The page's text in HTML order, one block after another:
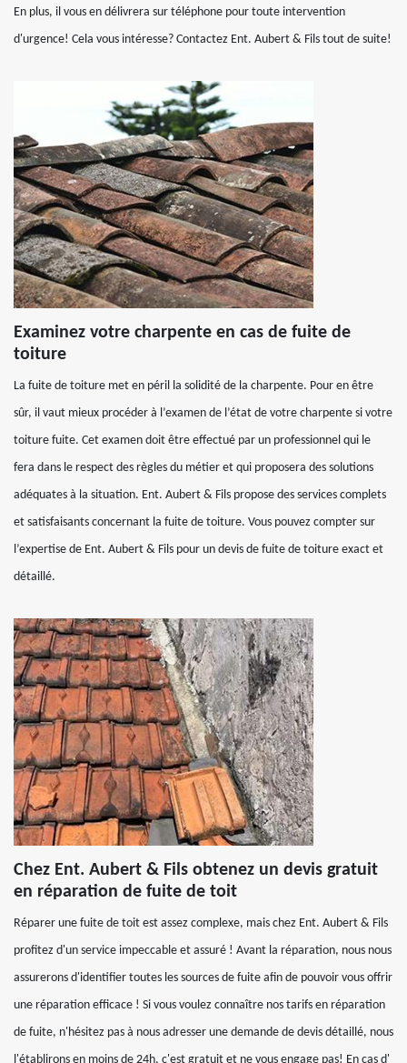
En plus, il vous en délivrera sur téléphone pour toute intervention
d'urgence! Cela vous intéresse? Contactez Ent. Aubert & Fils tout de suite!
Examinez votre charpente en cas de fuite de
toiture
La fuite de toiture met en péril la solidité de la charpente. Pour en être
sûr, il vaut mieux procéder à l’examen de l’état de votre charpente si votre
toiture fuite. Cet examen doit être effectué par un professionnel qui le
fera dans le respect des règles du métier et qui proposera des solutions
adéquates à la situation. Ent. Aubert & Fils propose des services complets
et satisfaisants concernant la fuite de toiture. Vous pouvez compter sur
l’expertise de Ent. Aubert & Fils pour un devis de fuite de toiture exact et
détaillé.
Chez Ent. Aubert & Fils obtenez un devis gratuit
en réparation de fuite de toit
Réparer une fuite de toit est assez complexe, mais chez Ent. Aubert & Fils
profitez d'un service impeccable et assuré ! Avant la réparation, nous nous
assurerons d'identifier toutes les sources de fuite afin de pouvoir vous offrir
une réparation efficace ! Si vous voulez connaître nos tarifs en réparation
de fuite, n'hésitez pas à nous adresser une demande de devis détaillé, nous
l'établirons en moins de 24h, c'est gratuit et ne vous engage pas! En cas d'